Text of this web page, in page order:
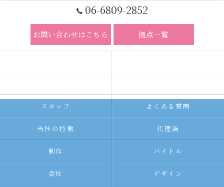
06-6809-2852
お問い合わせはこちら 拠点一覧
スタッフ よくある質問
当社の特徴 代理店
制作 バイトル
会社 デザイン